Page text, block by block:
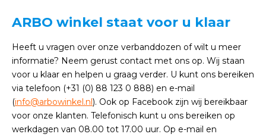
ARBO winkel staat voor u klaar
Heeft u vragen over onze verbanddozen of wilt u meer
informatie? Neem gerust contact met ons op. Wij staan
voor u klaar en helpen u graag verder. U kunt ons bereiken
via telefoon (+31 (0) 88 123 0 888) en e-mail
(info@arbowinkel.nl). Ook op Facebook zijn wij bereikbaar
voor onze klanten. Telefonisch kunt u ons bereiken op
werkdagen van 08.00 tot 17.00 uur. Op e-mail en